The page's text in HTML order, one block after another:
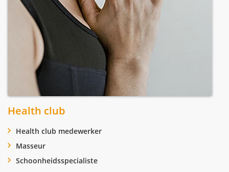
Health club
Health club medewerker
Masseur
Schoonheidsspecialiste